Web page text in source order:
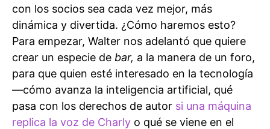
con los socios sea cada vez mejor, más
dinámica y divertida. ¿Cómo haremos esto?
Para empezar, Walter nos adelantó que quiere
crear un especie de bar, a la manera de un foro,
para que quien esté interesado en la tecnología
—cómo avanza la inteligencia artificial, qué
pasa con los derechos de autor si una máquina
replica la voz de Charly o qué se viene en el